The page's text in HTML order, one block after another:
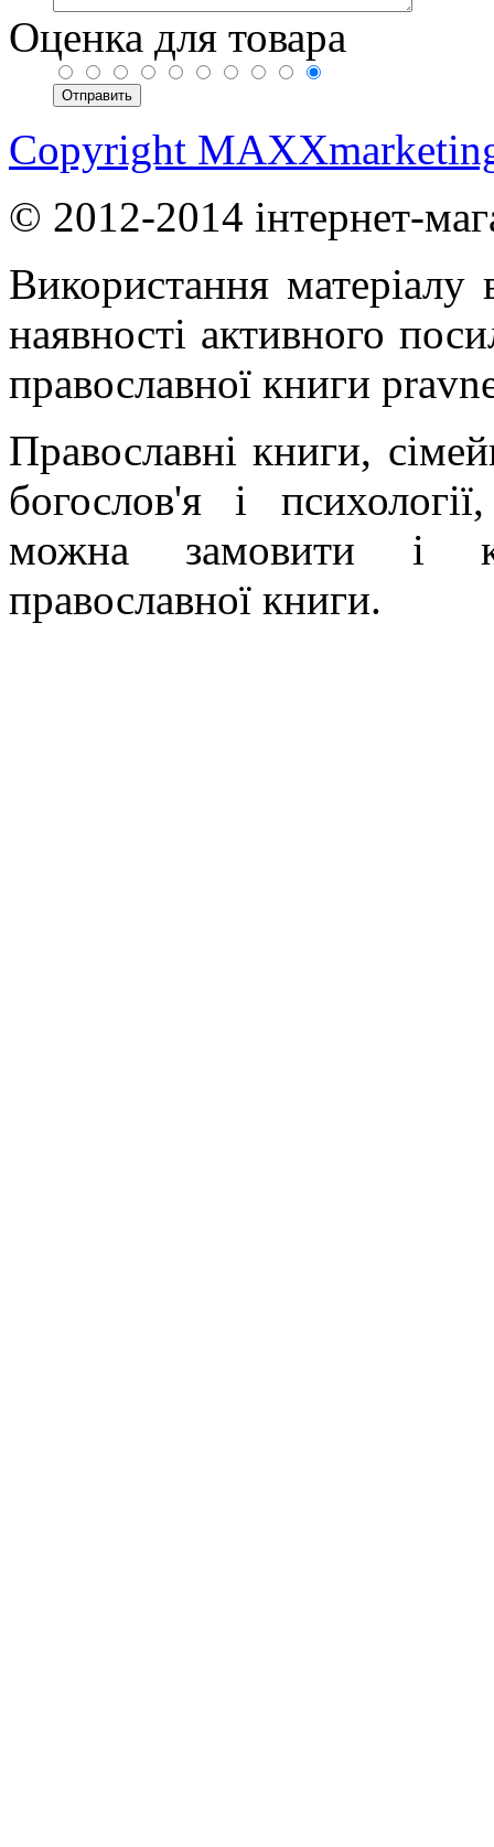
Оценка для товара
Copyright
© 2012-2014 інтернет-
Використання матеріалу
наявності активного
православної книги
Православні книги,
богослов'я і
можна замовити і
православної книги.